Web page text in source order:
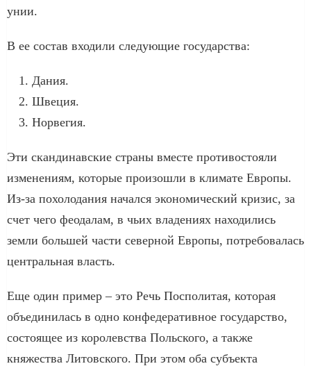
унии.
В ее состав входили следующие государства:
Дания.
Швеция.
Норвегия.
Эти скандинавские страны вместе противостояли
изменениям, которые произошли в климате Европы.
Из-за похолодания начался экономический кризис, за
счет чего феодалам, в чьих владениях находились
земли большей части северной Европы, потребовалась
центральная власть.
Еще один пример – это Речь Посполитая, которая
объединилась в одно конфедеративное государство,
состоящее из королевства Польского, а также
княжества Литовского. При этом оба субъекта